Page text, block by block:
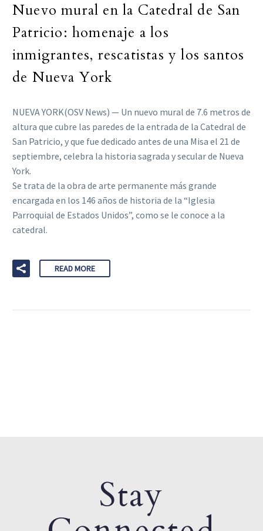
Nuevo mural en la Catedral de San
Patricio: homenaje a los
inmigrantes, rescatistas y los santos
de Nueva York
NUEVA YORK(OSV News) — Un nuevo mural de 7.6 metros de
altura que cubre las paredes de la entrada de la Catedral de
San Patricio, y que fue dedicado antes de una Misa el 21 de
septiembre, celebra la historia sagrada y secular de Nueva
York.
Se trata de la obra de arte permanente más grande
encargada en los 146 años de historia de la “Iglesia
Parroquial de Estados Unidos”, como se le conoce a la
catedral.
READ MORE
Stay